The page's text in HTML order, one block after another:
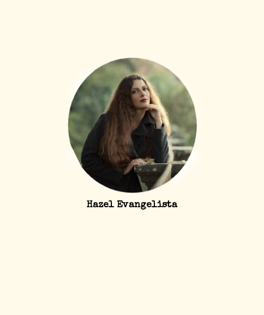
Hazel Evangelista